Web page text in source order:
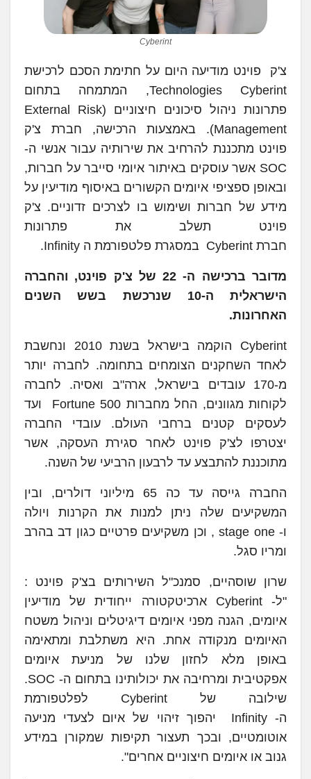
Cyberint
צ'ק פוינט מודיעה היום על חתימת הסכם לרכישת
Technologies Cyberint, המתמחה בתחום
פתרונות ניהול סיכונים חיצוניים (External Risk
Management). באמצעות הרכישה, חברת צ'ק
פוינט מתכננת להרחיב את שירותיה עבור אנשי ה-
SOC אשר עוסקים באיתור איומי סייבר על חברות,
ובאופן ספציפי איומים הקשורים באיסוף מודיעין על
מידע של חברות ושימוש בו לצרכים זדוניים. צ'ק
פוינט תשלב את פתרונות
חברת Cyberint במסגרת פלטפורמת ה Infinity.
מדובר ברכישה ה- 22 של צ'ק פוינט, והחברה
הישראלית ה-10 שנרכשת בשש השנים
האחרונות.
Cyberint הוקמה בישראל בשנת 2010 ונחשבת
לאחד השחקנים הצומחים בתחומה. לחברה יותר
מ-170 עובדים בישראל, ארה"ב ואסיה. לחברה
לקוחות מגוונים, החל מחברות Fortune 500 ועד
לעסקים קטנים ברחבי העולם. עובדי החברה
יצטרפו לצ'ק פוינט לאחר סגירת העסקה, אשר
מתוכננת להתבצע עד לרבעון הרביעי של השנה.
החברה גייסה עד כה 65 מיליוני דולרים, ובין
המשקיעים שלה ניתן למנות את הקרנות ויולה
ו- stage one , וכן משקיעים פרטיים כגון דב בהרב
ומריו סגל.
שרון שוסהיים, סמנכ"ל השירותים בצ'ק פוינט :
"ל- Cyberint ארכיטקטורה ייחודית של מודיעין
איומים, הגנה מפני איומים דיגיטלים וניהול משטח
האיומים מנקודה אחת. היא משתלבת ומתאימה
באופן מלא לחזון שלנו של מניעת איומים
אפקטיבית ומרחיבה את יכולותינו בתחום ה- SOC.
שילובה של Cyberint לפלטפורמת
ה- Infinity יהפוך זיהוי של איום לצעדי מניעה
אוטומטיים, ובכך תעצור תקיפות שמקורן במידע
גנוב או איומים חיצוניים אחרים".